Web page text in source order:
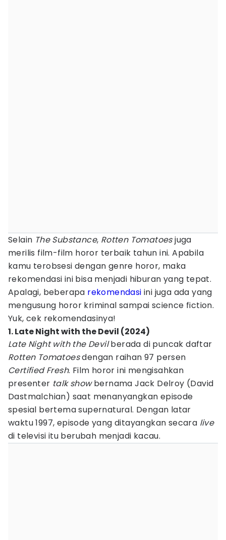
Selain The Substance, Rotten Tomatoesjuga
merilis film-film horor terbaik tahun ini. Apabila
kamu terobsesi dengan genre horor, maka
rekomendasi ini bisa menjadi hiburan yang tepat.
Apalagi, beberapa rekomendasi ini juga ada yang
mengusung horor kriminal sampai science fiction.
Yuk, cek rekomendasinya!
1. Late Night with the Devil (2024)
Late Night with the Devilberada di puncak daftar
Rotten Tomatoesdengan raihan 97 persen
Certified Fresh. Film horor ini mengisahkan
presenter talk showbernama Jack Delroy (David
Dastmalchian) saat menanyangkan episode
spesial bertema supernatural. Dengan latar
waktu 1997, episode yang ditayangkan secara live
di televisi itu berubah menjadi kacau.